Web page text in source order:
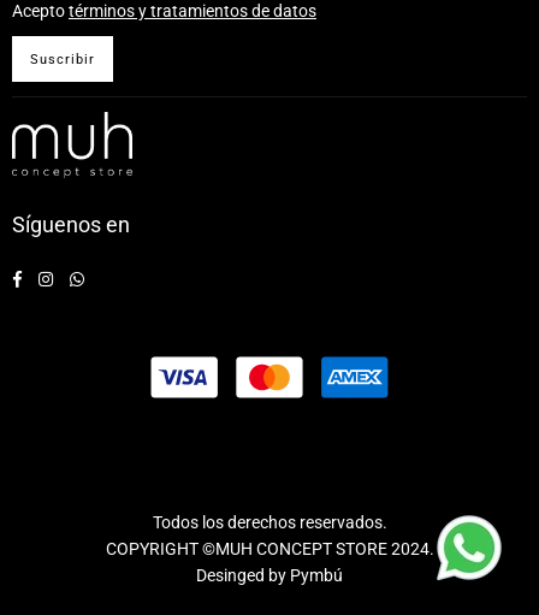
Aceptotérminos y tratamientos de datos
Suscribir
Síguenos en
FacebookInstagram
Whatsapp
Todos los derechos reservados.
COPYRIGHT ©MUH CONCEPT STORE 2024.
Desinged by Pymbú